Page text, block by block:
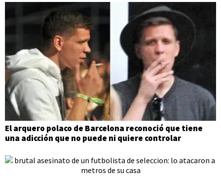
El arquero polaco de Barcelona reconoció que tiene
una adicción que no puede ni quiere controlar